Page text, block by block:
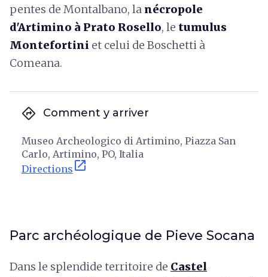
pentes de Montalbano, la nécropole
d'Artimino à Prato Rosello, le tumulus
Montefortini et celui de Boschetti à
Comeana.
directions Comment y arriver
Museo Archeologico di Artimino, Piazza San
Carlo, Artimino, PO, Italia
Directions open_in_new
Parc archéologique de Pieve Socana
Dans le splendide territoire de Castel